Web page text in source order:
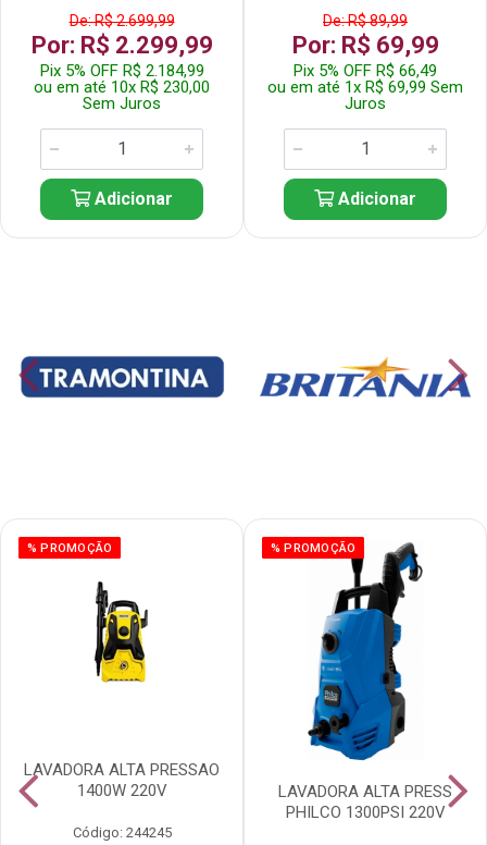
De: R$ 2.699,99
Por: R$ 2.299,99
Pix 5% OFF R$ 2.184,99
ou em até 10x R$ 230,00
Sem Juros
Adicionar
De: R$ 89,99
Por: R$ 69,99
Pix 5% OFF R$ 66,49
ou em até 1x R$ 69,99 Sem
Juros
Adicionar
% PROMOÇÃO
LAVADORA ALTA PRESSAO
1400W 220V
Código: 244245
% PROMOÇÃO
LAVADORA ALTA PRESS
PHILCO 1300PSI 220V